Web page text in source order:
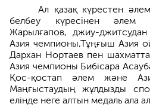
Ал қазақ күрестен
белбеу күресінен әлем
Жарылғапов, джиу-
Азия чемпионы,Тұңғыш Азия
Дархан Нортаев пен
Азия чемпионы Бибісара
Қос-қостап әлем және
Маңғыстаудың жұлдызды
елінде неге алтын медаль ала